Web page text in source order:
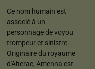
Ce nom humain est
associé à un
personnage de voyou
trompeur et sinistre.
Originaire du royaume
d'Alterac, Amenna est